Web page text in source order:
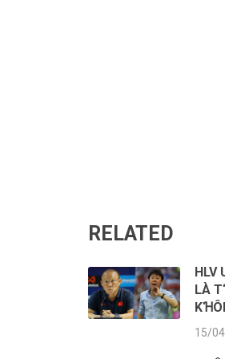
RELATED
HLV
LÀ
15/